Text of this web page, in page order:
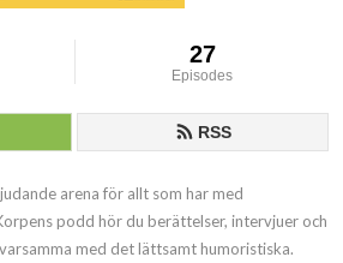
27
Episodes
RSS
arena för allt som har med
podd hör du berättelser, intervjuer och
med det lättsamt humoristiska.